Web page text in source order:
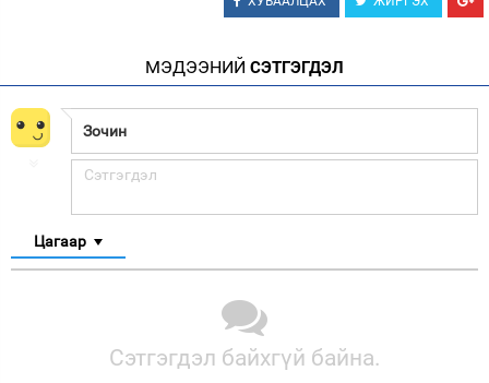
МЭДЭЭНИЙ СЭТГЭГДЭЛ
Цагаар
Сэтгэгдэл байхгүй байна.